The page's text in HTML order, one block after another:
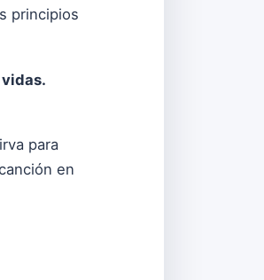
principios
para
en